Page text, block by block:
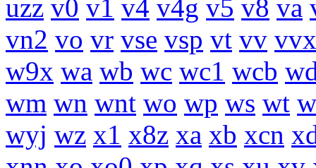
uzz v0 v1 v4 v4g v5 v8 va
vn2 vo vr vse vsp vt vv vvx
w9x wa wb wc wc1 wcb
wm wn wnt wo wp ws wt
wyj wz x1 x8z xa xb xcn